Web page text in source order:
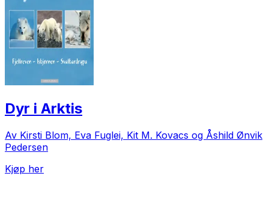
Dyr i Arktis
Av Kirsti Blom, Eva Fuglei, Kit M. Kovacs og Åshild Ønvik
Pedersen
Kjøp her